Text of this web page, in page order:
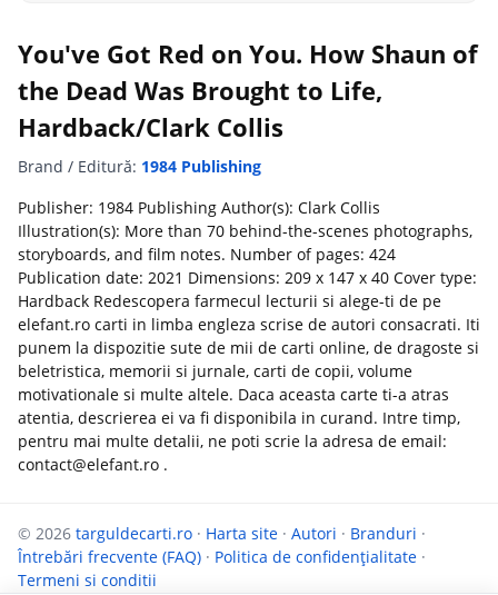
You've Got Red on You. How Shaun of
the Dead Was Brought to Life,
Hardback/Clark Collis
Brand / Editură: 1984 Publishing
Publisher: 1984 Publishing Author(s): Clark Collis
Illustration(s): More than 70 behind-the-scenes photographs,
storyboards, and film notes. Number of pages: 424
Publication date: 2021 Dimensions: 209 x 147 x 40 Cover type:
Hardback Redescopera farmecul lecturii si alege-ti de pe
elefant.ro carti in limba engleza scrise de autori consacrati. Iti
punem la dispozitie sute de mii de carti online, de dragoste si
beletristica, memorii si jurnale, carti de copii, volume
motivationale si multe altele. Daca aceasta carte ti-a atras
atentia, descrierea ei va fi disponibila in curand. Intre timp,
pentru mai multe detalii, ne poti scrie la adresa de email:
contact@elefant.ro .
© 2026 targuldecarti.ro · Harta site · Autori · Branduri ·
Întrebări frecvente (FAQ) · Politica de confidențialitate ·
Termeni si conditii